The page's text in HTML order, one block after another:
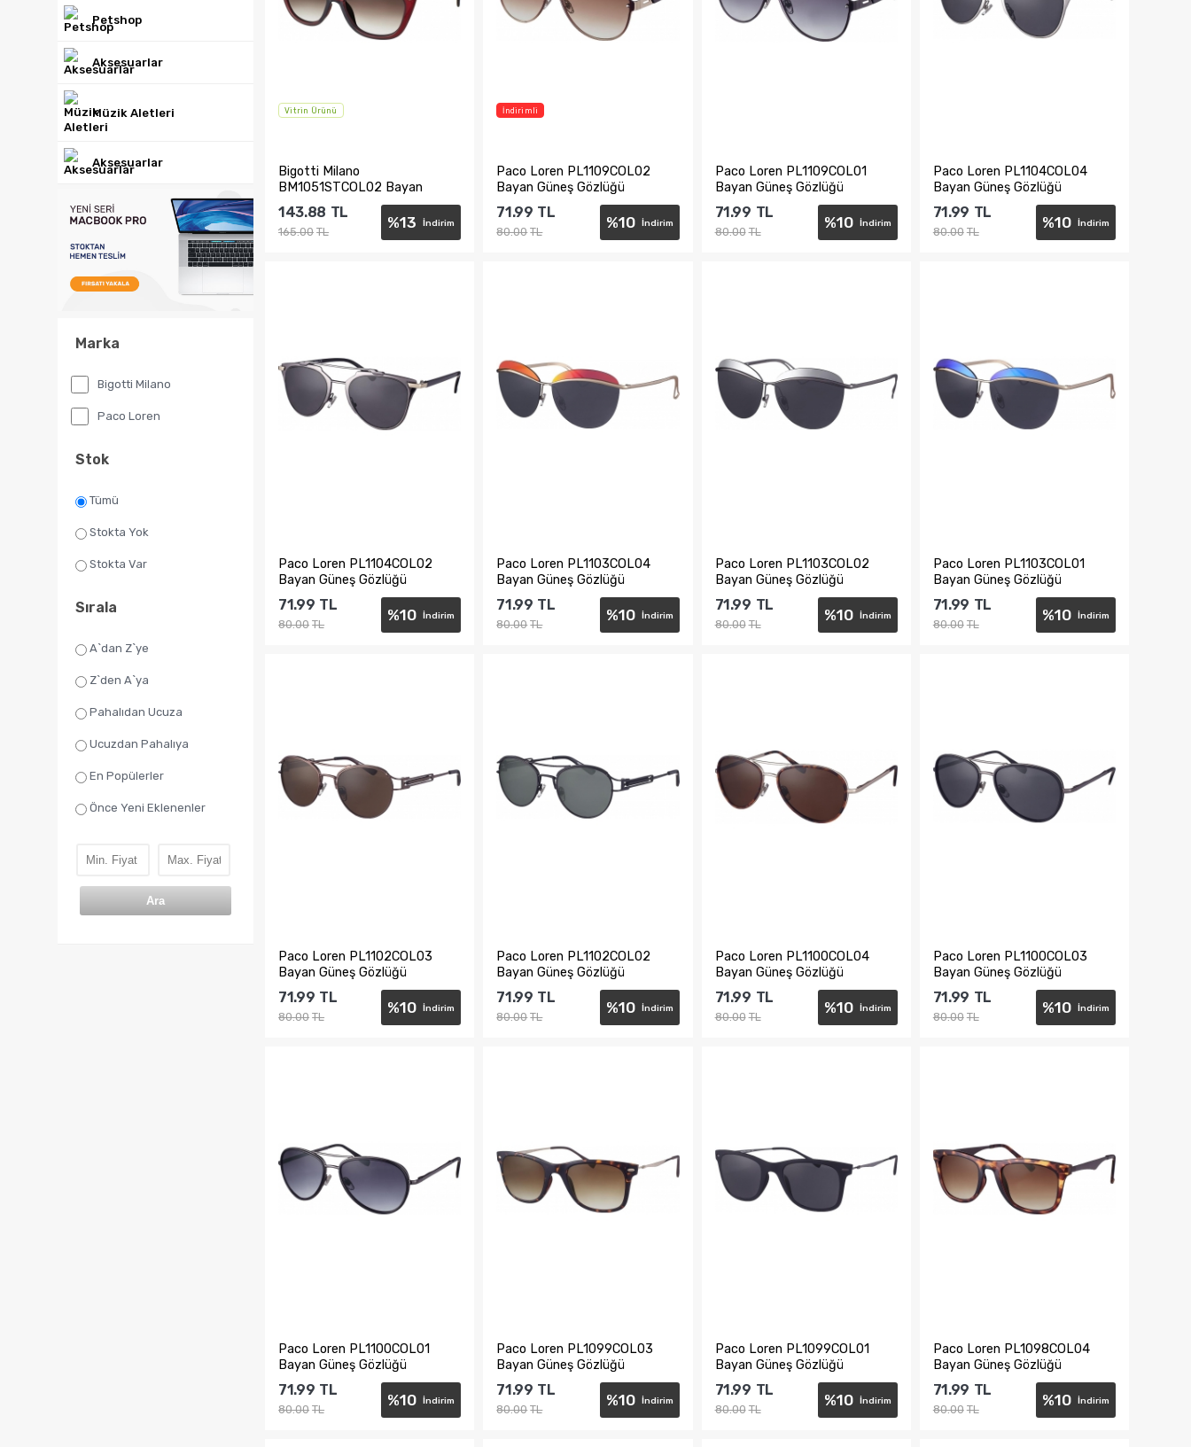
Petshop
Aksesuarlar
Müzik Aletleri
Aksesuarlar
Marka
Bigotti Milano
Paco Loren
Stok
Tümü
Stokta Yok
Stokta Var
Sırala
A`dan Z`ye
Z`den A`ya
Pahalıdan Ucuza
Ucuzdan Pahalıya
En Popülerler
Önce Yeni Eklenenler
Ara
Vitrin Ürünü
Bigotti Milano
BM1051STCOL02 Bayan
Güneş Gözlüğü
%13 İndirim
143.88 TL
165.00 TL
İndirimli
Paco Loren PL1109COL02
Bayan Güneş Gözlüğü
%10 İndirim
71.99 TL
80.00 TL
Paco Loren PL1109COL01
Bayan Güneş Gözlüğü
%10 İndirim
71.99 TL
80.00 TL
Paco Loren PL1104COL04
Bayan Güneş Gözlüğü
%10 İndirim
71.99 TL
80.00 TL
Paco Loren PL1104COL02
Bayan Güneş Gözlüğü
%10 İndirim
71.99 TL
80.00 TL
Paco Loren PL1103COL04
Bayan Güneş Gözlüğü
%10 İndirim
71.99 TL
80.00 TL
Paco Loren PL1103COL02
Bayan Güneş Gözlüğü
%10 İndirim
71.99 TL
80.00 TL
Paco Loren PL1103COL01
Bayan Güneş Gözlüğü
%10 İndirim
71.99 TL
80.00 TL
Paco Loren PL1102COL03
Bayan Güneş Gözlüğü
%10 İndirim
71.99 TL
80.00 TL
Paco Loren PL1102COL02
Bayan Güneş Gözlüğü
%10 İndirim
71.99 TL
80.00 TL
Paco Loren PL1100COL04
Bayan Güneş Gözlüğü
%10 İndirim
71.99 TL
80.00 TL
Paco Loren PL1100COL03
Bayan Güneş Gözlüğü
%10 İndirim
71.99 TL
80.00 TL
Paco Loren PL1100COL01
Bayan Güneş Gözlüğü
%10 İndirim
71.99 TL
80.00 TL
Paco Loren PL1099COL03
Bayan Güneş Gözlüğü
%10 İndirim
71.99 TL
80.00 TL
Paco Loren PL1099COL01
Bayan Güneş Gözlüğü
%10 İndirim
71.99 TL
80.00 TL
Paco Loren PL1098COL04
Bayan Güneş Gözlüğü
%10 İndirim
71.99 TL
80.00 TL